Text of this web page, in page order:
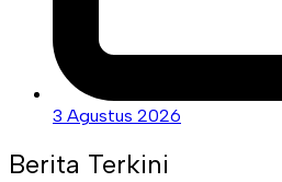
3 Agustus 2026
Berita Terkini